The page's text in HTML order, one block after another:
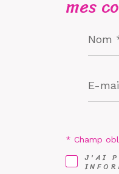
mes
*
mail
*
J'AI
* Champ